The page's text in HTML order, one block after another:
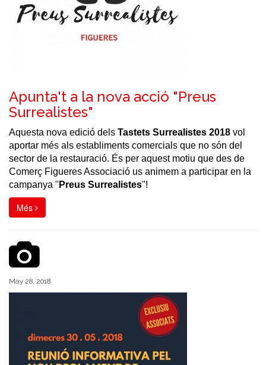
Apunta't a la nova acció "Preus
Surrealistes"
Aquesta nova edició dels Tastets Surrealistes 2018 vol
aportar més als establiments comercials que no són del
sector de la restauració. És per aquest motiu que des de
Comerç Figueres Associació us animem a participar en la
campanya " Preus Surrealistes"!
Més
May 28, 2018